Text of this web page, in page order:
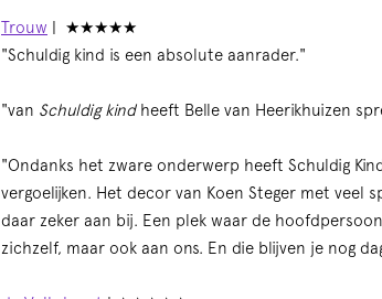
Trouw | ★★★★★
"Schuldig kind is een absolute aanrader."
"van Schuldig kind heeft Belle van Heerikhuizen
"Ondanks het zware onderwerp heeft Schuldig
vergoelijken. Het decor van Koen Steger met veel
daar zeker aan bij. Een plek waar de
zichzelf, maar ook aan ons. En die blijven je nog